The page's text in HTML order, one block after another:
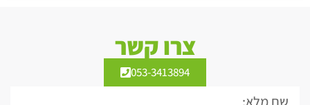
צרו קשר
053-3413894